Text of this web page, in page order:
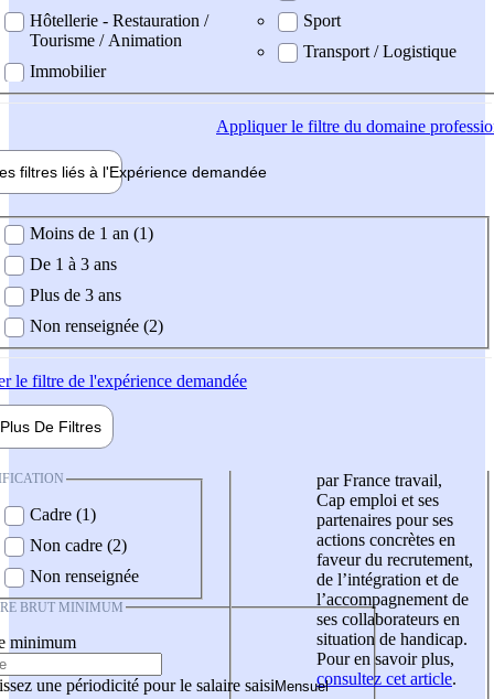
Hôtellerie - Restauration /
Tourisme / Animation
Immobilier
Sport
Transport / Logistique
Appliquerle filtre du domaine
filtres liés à l'Expérience demandée
demandée
Moins de 1 an (1)
De 1 à 3 ans
Plus de 3 ans
Non renseignée (2)
le filtre de l'expérience demandée
Plus De Filtres
Cadre (1)
Non cadre (2)
Non renseignée
BRUT MINIMUM
minimum
une périodicité pour le salaire saisi
par France travail,
Cap emploi et ses
partenaires pour ses
actions concrètes en
faveur du recrutement,
de l’intégration et de
l’accompagnement de
ses collaborateurs en
situation de handicap.
Pour en savoir plus,
consultez cet article.